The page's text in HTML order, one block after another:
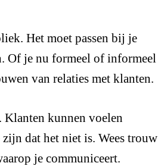
Het moet passen bij je
Of je nu formeel of informeel
van relaties met klanten.
Klanten kunnen voelen
dat het niet is. Wees trouw
je communiceert.